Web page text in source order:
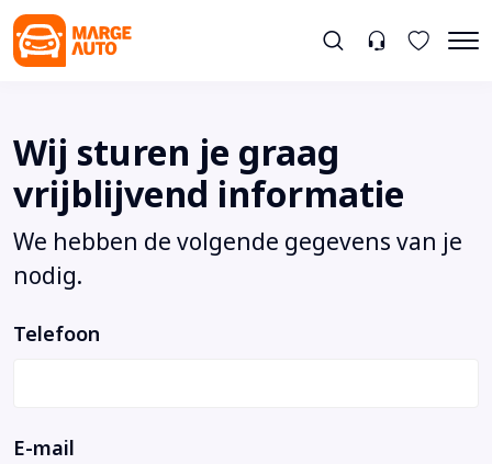
Wij sturen je graag
vrijblijvend informatie
We hebben de volgende gegevens van je
nodig.
Telefoon
E-mail